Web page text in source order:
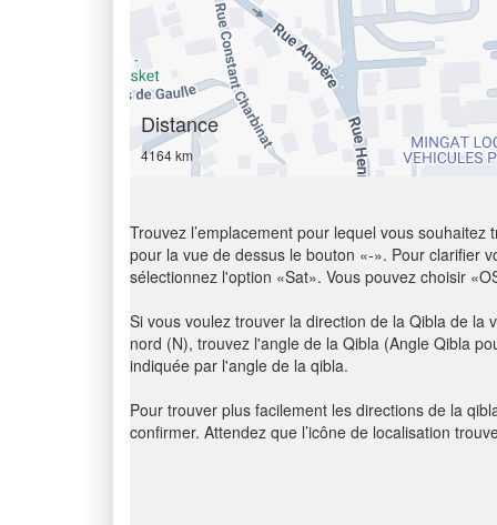
Distance
4164 km
Trouvez l’emplacement pour lequel vous
pour la vue de dessus le bouton «-». Pour clarifier
sélectionnez l'option «Sat». Vous pouvez choisir
Si vous voulez trouver la direction de la Qibla de la
nord (N), trouvez l'angle de la Qibla (Angle Qibla
indiquée par l'angle de la qibla.
Pour trouver plus facilement les directions de la
confirmer. Attendez que l’icône de localisation